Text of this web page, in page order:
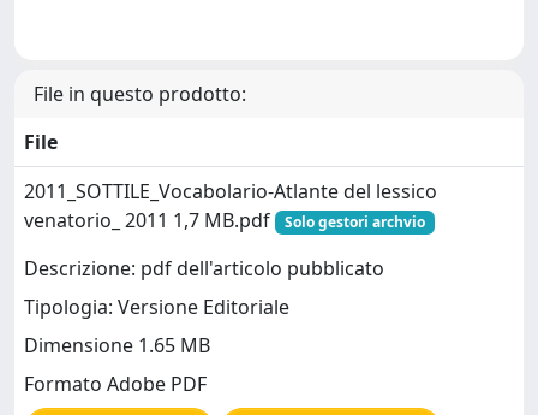
File in questo prodotto:
File
2011_SOTTILE_Vocabolario-Atlante del lessico
venatorio_ 2011 1,7 MB.pdf
Solo gestori archvio
Descrizione: pdf dell'articolo pubblicato
Tipologia: Versione Editoriale
Dimensione 1.65 MB
Formato Adobe PDF